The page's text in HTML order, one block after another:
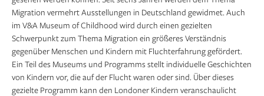
Migration vermehrt Ausstellungen in Deutschland gewidmet. Auch
im V&A Museum of Childhood wird durch einen gezielten
Schwerpunkt zum Thema Migration ein größeres Verständnis
gegenüber Menschen und Kindern mit Fluchterfahrung gefördert.
Ein Teil des Museums und Programms stellt individuelle Geschichten
von Kindern vor, die auf der Flucht waren oder sind. Über dieses
gezielte Programm kann den Londoner Kindern veranschaulicht